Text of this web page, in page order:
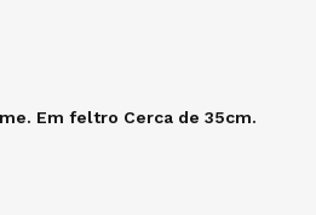
Em feltro Cerca de 35cm.